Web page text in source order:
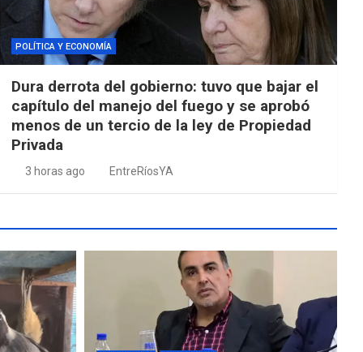
POLÍTICA Y ECONOMÍA
Dura derrota del gobierno: tuvo que bajar el
capítulo del manejo del fuego y se aprobó
menos de un tercio de la ley de Propiedad
Privada
3 horas ago EntreRíosYA